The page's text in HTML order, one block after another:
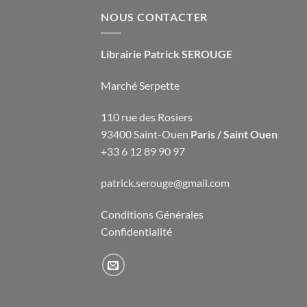
NOUS CONTACTER
Librairie Patrick SEROUGE
Marché Serpette
110 rue des Rosiers
93400 Saint-Ouen Paris / Saint Ouen
+33 6 12 89 90 97
patrick.serouge@gmail.com
Conditions Générales
Confidentialité